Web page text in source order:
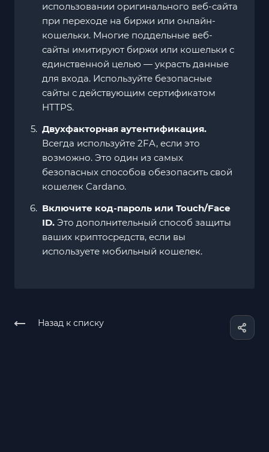
использовании оригинального веб-сайта
при переходе на биржи или онлайн-
кошельки. Многие поддельные веб-
сайты имитируют биржи или кошельки с
единственной целью — украсть данные
для входа. Используйте безопасные
сайты с действующим сертификатом
HTTPS.
Двухфакторная аутентификация.
Всегда используйте 2FA, если это
возможно. Это один из самых
безопасных способов обезопасить свой
кошелек Cardano.
Включите код-пароль или Touch/Face
ID. Это дополнительный способ защиты
ваших криптосредств, если вы
используете мобильный кошелек.
Назад к списку